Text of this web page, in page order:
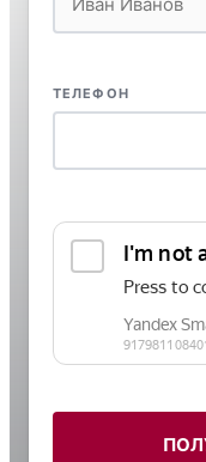
ТЕЛЕФОН